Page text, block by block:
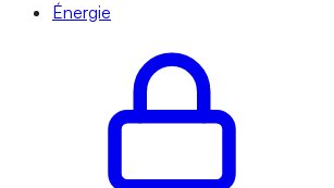
Énergie